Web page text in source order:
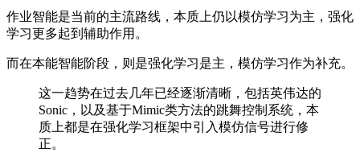
作业智能是当前的主流路线，本质上仍以模仿学习为主，强化
学习更多起到辅助作用。
而在本能智能阶段，则是强化学习是主，模仿学习作为补充。
这一趋势在过去几年已经逐渐清晰，包括英伟达的
Sonic，以及基于Mimic类方法的跳舞控制系统，本
质上都是在强化学习框架中引入模仿信号进行修
正。